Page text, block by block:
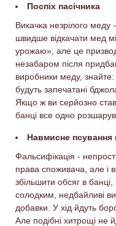
Поспіх пасічника
Викачка незрілого
швидше відкачати мед
урожаю», але це
незабаром після
виробники меду,
будуть запечатані
Якщо ж ви серйозно
банці все одно
Навмисне псування
Фальсифікація -
права споживача, але і
збільшити обсяг в
солодким, недбайливі
добавки. У хід йдуть
Але подібні хитрощі не